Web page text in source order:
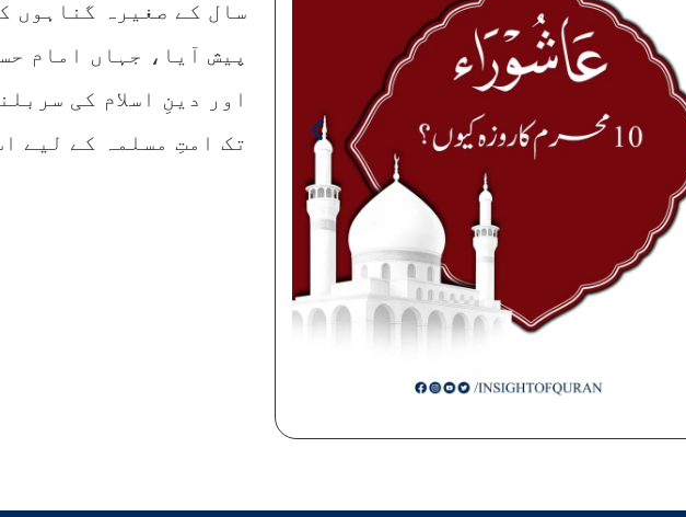
سال کے صغیرہ گناہوں
پیش آیا، جہاں امام
اور دینِ اسلام کی
تک امتِ مسلمہ کے لیے